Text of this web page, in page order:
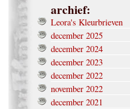
archief:
Leora's Kleurbrieven
december 2025
december 2024
december 2023
december 2022
november 2022
december 2021